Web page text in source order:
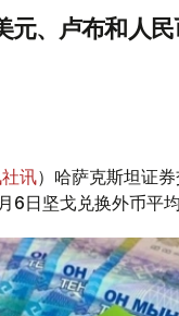
元、卢布和人
讯）哈萨克斯坦证
6日坚戈兑换外币平均